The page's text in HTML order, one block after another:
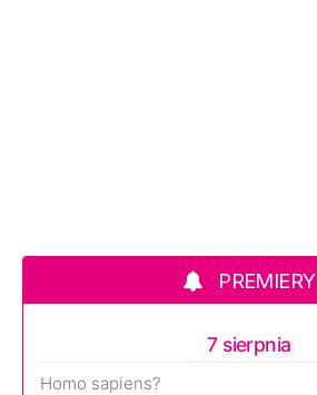
PREMIERY
7 sierpnia
Homo sapiens?